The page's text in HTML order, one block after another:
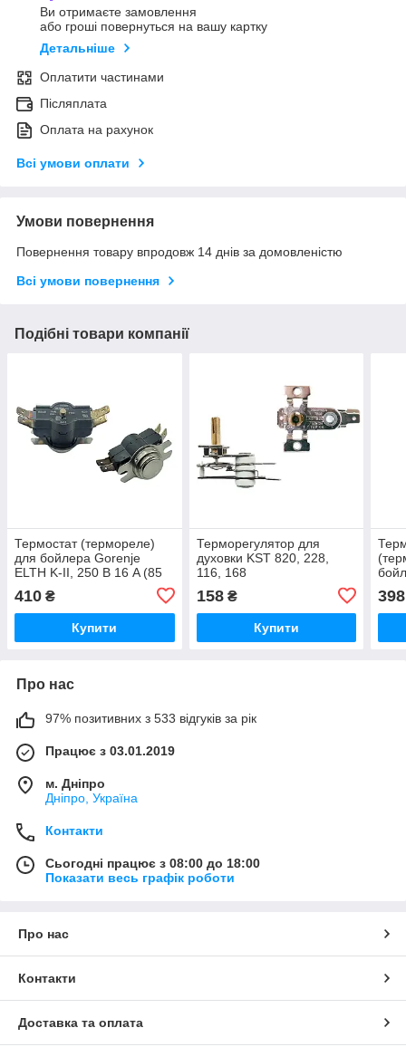
Ви отримаєте замовлення
або гроші повернуться на вашу картку
Детальніше
Оплатити частинами
Післяплата
Оплата на рахунок
Всі умови оплати
Умови повернення
Повернення товару впродовж 14 днів за домовленістю
Всі умови повернення
Подібні товари компанії
Термостат (термореле)
для бойлера Gorenje
ELTH K-II, 250 В 16 A (85
580434, 263BR Оригінал
410 ₴
Купити
Терморегулятор для
духовки KST 820, 228,
116, 168
158₴
Купити
398
Про нас
97% позитивних з 533 відгуків за рік
Працює з 03.01.2019
м. Дніпро
Дніпро, Україна
Контакти
Сьогодні працює з 08:00 до 18:00
Показати весь графік роботи
Про нас
Контакти
Доставка та оплата